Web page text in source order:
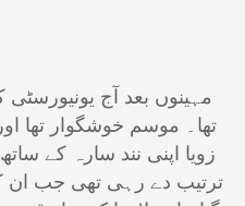
​مہینوں بعد آج
تھا۔ موسم خوشگوار تھا
زویا اپنی نند سارہ کے
ترتیب دے رہی تھی جب ان